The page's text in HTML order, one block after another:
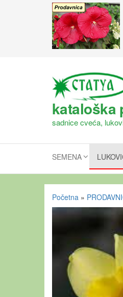
kataloška
sadnice cveća,
SEMENA
Početna »